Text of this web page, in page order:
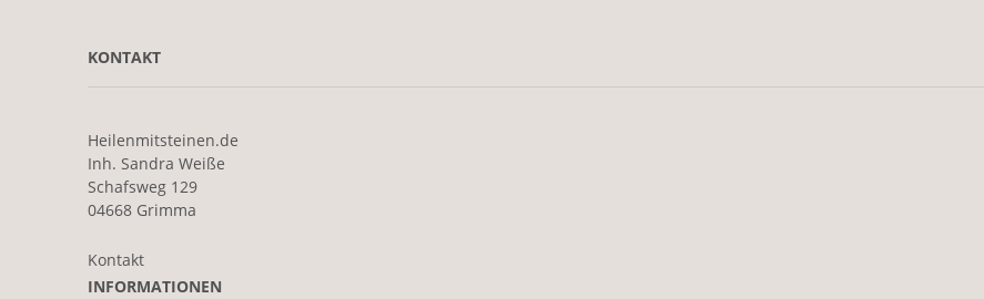
KONTAKT
Heilenmitsteinen.de
Inh. Sandra Weiße
Schafsweg 129
04668 Grimma
Kontakt
INFORMATIONEN